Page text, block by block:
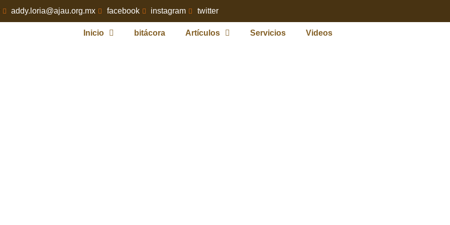
addy.loria@ajau.org.mx facebook instagram twitter
Inicio bitácora Artículos Servicios Videos